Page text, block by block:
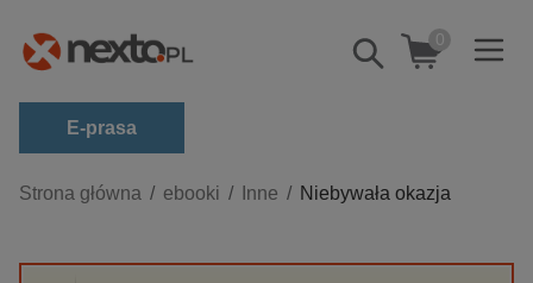
Pokaż/schowaj
wyszukiwarkę
0
E-prasa
Kategorie
Strona główna ebooki Inne Niebywała okazja